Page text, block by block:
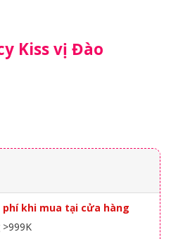
Kiss vị Đào
phí khi mua tại cửa hàng